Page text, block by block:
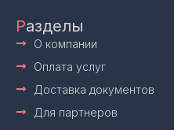
Разделы
О компании
Оплата услуг
Доставка документов
Для партнеров